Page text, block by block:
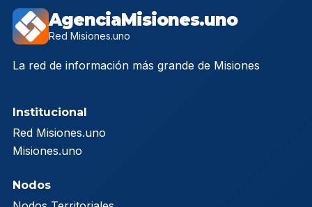
AgenciaMisiones.uno
Red Misiones.uno
La red de información más grande de Misiones
Institucional
Red Misiones.uno
Misiones.uno
Nodos